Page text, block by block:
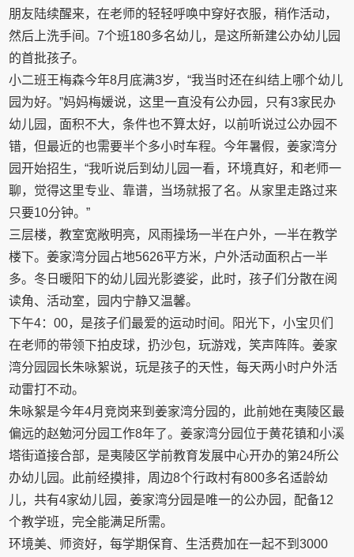
朋友陆续醒来，在老师的轻轻呼唤中穿好衣服，稍作活动，
然后上洗手间。7个班180多名幼儿，是这所新建公办幼儿园
的首批孩子。
小二班王梅森今年8月底满3岁，“我当时还在纠结上哪个幼儿
园为好。”妈妈梅媛说，这里一直没有公办园，只有3家民办
幼儿园，面积不大，条件也不算太好，以前听说过公办园不
错，但最近的也需要半个多小时车程。今年暑假，姜家湾分
园开始招生，“我听说后到幼儿园一看，环境真好，和老师一
聊，觉得这里专业、靠谱，当场就报了名。从家里走路过来
只要10分钟。”
三层楼，教室宽敞明亮，风雨操场一半在户外，一半在教学
楼下。姜家湾分园占地5626平方米，户外活动面积占一半
多。冬日暖阳下的幼儿园光影婆娑，此时，孩子们分散在阅
读角、活动室，园内宁静又温馨。
下午4：00，是孩子们最爱的运动时间。阳光下，小宝贝们
在老师的带领下拍皮球，扔沙包，玩游戏，笑声阵阵。姜家
湾分园园长朱咏絮说，玩是孩子的天性，每天两小时户外活
动雷打不动。
朱咏絮是今年4月竞岗来到姜家湾分园的，此前她在夷陵区最
偏远的赵勉河分园工作8年了。姜家湾分园位于黄花镇和小溪
塔街道接合部，是夷陵区学前教育发展中心开办的第24所公
办幼儿园。此前经摸排，周边8个行政村有800多名适龄幼
儿，共有4家幼儿园，姜家湾分园是唯一的公办园，配备12
个教学班，完全能满足所需。
环境美、师资好，每学期保育、生活费加在一起不到3000